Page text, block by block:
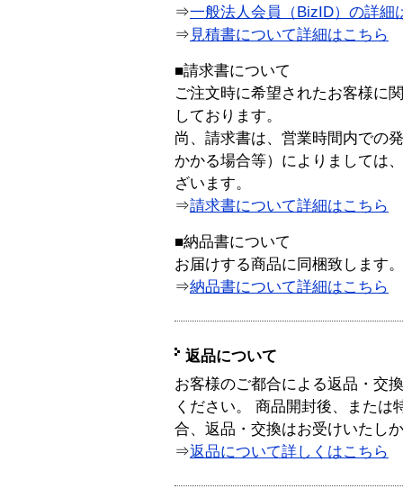
⇒一般法人会員（BizID）の詳細
⇒ 見積書について詳細はこちら
■請求書について
ご注文時に希望されたお客様に
しております。
尚、請求書は、営業時間内での
かかる場合等）によりましては
ざいます。
⇒請求書について詳細はこちら
■納品書について
お届けする商品に同梱致します。
⇒納品書について詳細はこちら
返品について
お客様のご都合による返品・交
ください。 商品開封後、または
合、返品・交換はお受けいたし
⇒返品について詳しくはこちら